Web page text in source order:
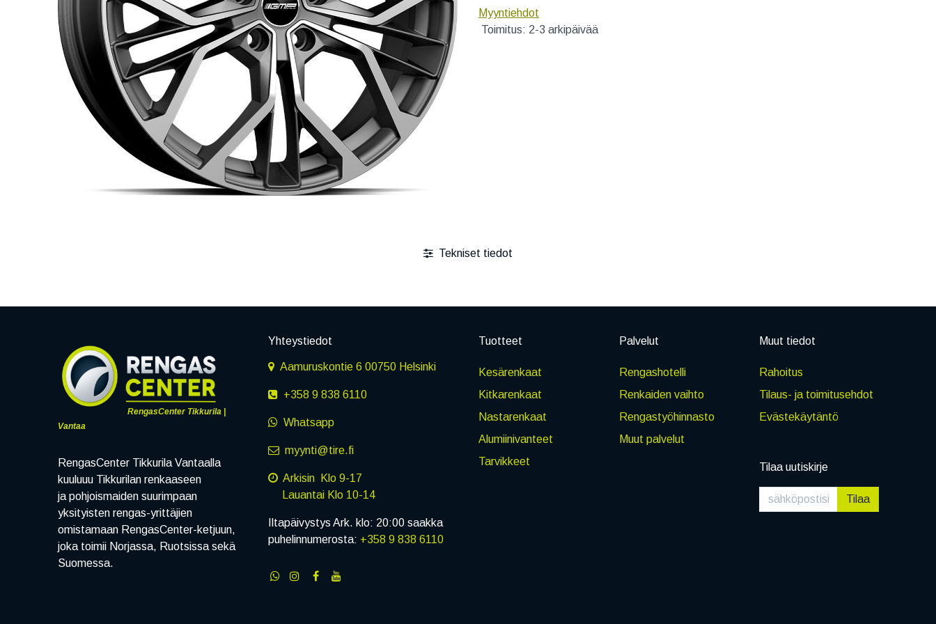
Myyntiehdot
Toimitus: 2-3 arkipäivää
Tekniset tiedot
RengasCenter Tikkurila |
Vantaa
RengasCenter Tikkurila Vantaalla
kuuluuu Tikkurilan renkaaseen
ja pohjoismaiden suurimpaan
yksityisten rengas-yrittäjien
omistamaan RengasCenter-ketjuun,
joka toimii Norjassa, Ruotsissa sekä
Suomessa.
Yhteystiedot
Aamuruskontie 6 00750 Helsinki
+358 9 838 6110
Whatsapp
myynti@tire.fi
Arkisin Klo 9-17
Lauantai Klo 10-14
Iltapäivystys Ark. klo: 20:00 saakka
puhelinnumerosta: +358 9 838 6110
Tuotteet
Kesärenkaat
Kitkarenkaat
Nastarenkaat
Alumiinivanteet
Tarvikkeet
Palvelut
Rengashotelli
Renkaiden vaihto
Rengastyöhinnasto
Muut palvelut
Muut tiedot
Rahoitus
Tilaus- ja toimitusehdot
Evästekäytäntö
Tilaa uutiskirje
Tilaa